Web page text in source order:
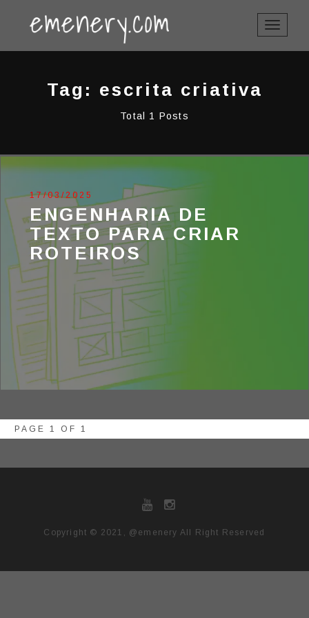
TOGGLE
Tag: escrita criativa
Total 1 Posts
17/03/2025
ENGENHARIA DE
TEXTO PARA CRIAR
ROTEIROS
PAGE 1 OF 1
Copyright © 2021, @emenery All Right Reserved